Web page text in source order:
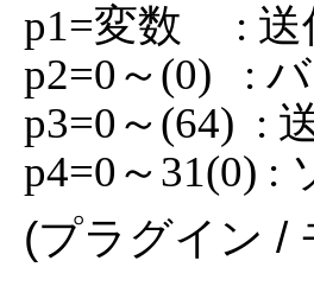
p1=変数     :
p2=0～(0)   :
p3=0～(64)  :
p4=0～31(0) :
(プラグイン /